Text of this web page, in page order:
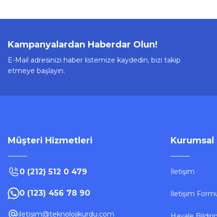
Lenovo G60B Kulak Üstü Kablolu RGB Işıklı Mikrofonlu
Kampanyalardan Haberdar Olun!
E-Mail adresinizi haber listemize kaydedin, bizi takip
etmeye başlayın.
Müşteri Hizmetleri
0 (212) 512 0 479
0 (123) 456 78 90
iletisim@teknolojikurdu.com
Kurumsal
İletişim
İletişim